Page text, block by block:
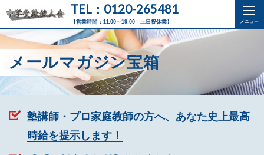
【営業時間：11:00～19:00 土日祝休業】
TEL：0120-265481
メールマガジン宝箱
塾講師・プロ家庭教師の方へ、あなた史上最高
時給を提示します！